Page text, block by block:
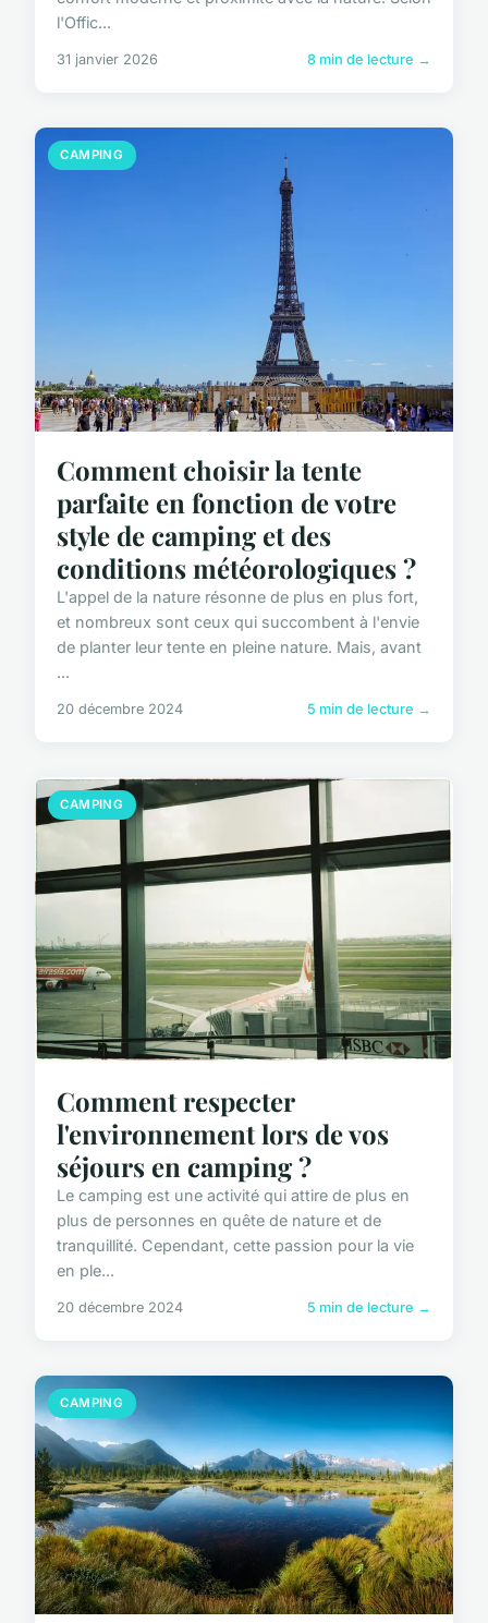
l'Offic...
31 janvier 2026 8 min de lecture →
CAMPING
Comment choisir la tente
parfaite en fonction de votre
style de camping et des
conditions météorologiques ?
L'appel de la nature résonne de plus en plus fort,
et nombreux sont ceux qui succombent à l'envie
de planter leur tente en pleine nature. Mais, avant
...
20 décembre 2024 5 min de lecture →
CAMPING
Comment respecter
l'environnement lors de vos
séjours en camping ?
Le camping est une activité qui attire de plus en
plus de personnes en quête de nature et de
tranquillité. Cependant, cette passion pour la vie
en ple...
20 décembre 2024 5 min de lecture →
CAMPING